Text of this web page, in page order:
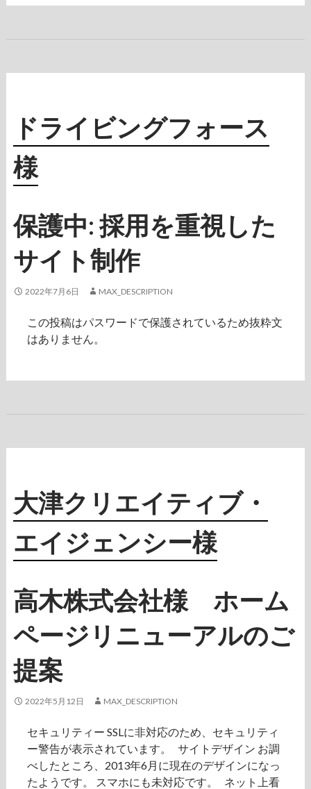
ドライビングフォース
様
保護中: 採用を重視した
サイト制作
2022年7月6日 MAX_DESCRIPTION
この投稿はパスワードで保護されているため抜粋文
はありません。
大津クリエイティブ・
エイジェンシー様
高木株式会社様 ホーム
ページリニューアルのご
提案
2022年5月12日 MAX_DESCRIPTION
セキュリティー SSLに非対応のため、セキュリティ
ー警告が表示されています。 サイトデザイン お調
べしたところ、2013年6月に現在のデザインになっ
たようです。 スマホにも未対応です。 ネット上看